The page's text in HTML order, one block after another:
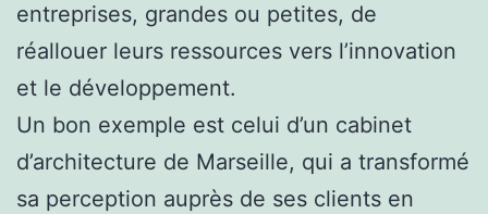
entreprises, grandes ou petites, de
réallouer leurs ressources vers l’innovation
et le développement.
Un bon exemple est celui d’un cabinet
d’architecture de Marseille, qui a transformé
sa perception auprès de ses clients en